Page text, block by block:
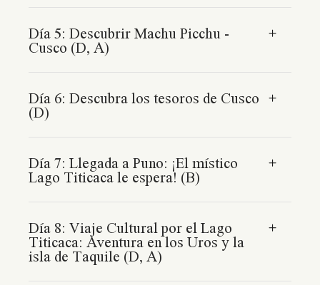
Día 5: Descubrir Machu Picchu -
Cusco (D, A)
Día 6: Descubra los tesoros de Cusco
(D)
Día 7: Llegada a Puno: ¡El místico
Lago Titicaca le espera! (B)
Día 8: Viaje Cultural por el Lago
Titicaca: Aventura en los Uros y la
isla de Taquile (D, A)